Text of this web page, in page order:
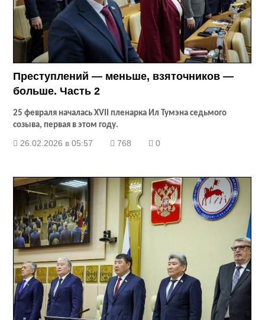
Преступлений — меньше, взяточников —
больше. Часть 2
25 февраля началась XVII пленарка Ил Тумэна седьмого
созыва, первая в этом году.
26.02.2026 в 05:57 768 0